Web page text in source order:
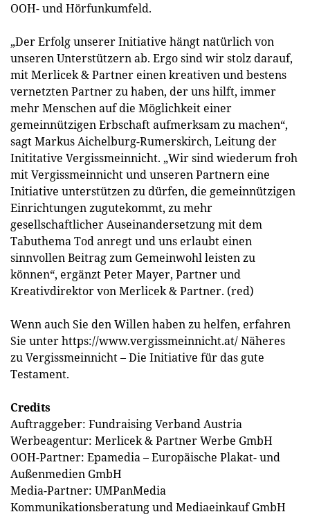
OOH- und Hörfunkumfeld.
„Der Erfolg unserer Initiative hängt natürlich von
unseren Unterstützern ab. Ergo sind wir stolz darauf,
mit Merlicek & Partner einen kreativen und bestens
vernetzten Partner zu haben, der uns hilft, immer
mehr Menschen auf die Möglichkeit einer
gemeinnützigen Erbschaft aufmerksam zu machen“,
sagt Markus Aichelburg-Rumerskirch, Leitung der
Inititative Vergissmeinnicht. „Wir sind wiederum froh
mit Vergissmeinnicht und unseren Partnern eine
Initiative unterstützen zu dürfen, die gemeinnützigen
Einrichtungen zugutekommt, zu mehr
gesellschaftlicher Auseinandersetzung mit dem
Tabuthema Tod anregt und uns erlaubt einen
sinnvollen Beitrag zum Gemeinwohl leisten zu
können“, ergänzt Peter Mayer, Partner und
Kreativdirektor von Merlicek & Partner. (red)
Wenn auch Sie den Willen haben zu helfen, erfahren
Sie unter https://www.vergissmeinnicht.at/ Näheres
zu Vergissmeinnicht – Die Initiative für das gute
Testament.
Credits
Auftraggeber: Fundraising Verband Austria
Werbeagentur: Merlicek & Partner Werbe GmbH
OOH-Partner: Epamedia – Europäische Plakat- und
Außenmedien GmbH
Media-Partner: UMPanMedia
Kommunikationsberatung und Mediaeinkauf GmbH